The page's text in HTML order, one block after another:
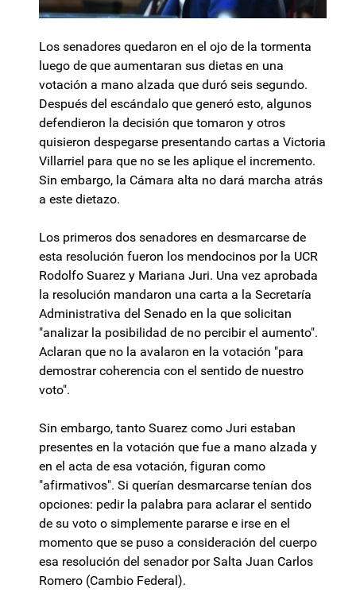
Los senadores quedaron en el ojo de la tormenta
luego de que aumentaran sus dietas en una
votación a mano alzada que duró seis segundo.
Después del escándalo que generó esto, algunos
defendieron la decisión que tomaron y otros
quisieron despegarse presentando cartas a Victoria
Villarriel para que no se les aplique el incremento.
Sin embargo, la Cámara alta no dará marcha atrás
a este dietazo.
Los primeros dos senadores en desmarcarse de
esta resolución fueron los mendocinos por la UCR
Rodolfo Suarez y Mariana Juri. Una vez aprobada
la resolución mandaron una carta a la Secretaría
Administrativa del Senado en la que solicitan
"analizar la posibilidad de no percibir el aumento".
Aclaran que no la avalaron en la votación "para
demostrar coherencia con el sentido de nuestro
voto".
Sin embargo, tanto Suarez como Juri estaban
presentes en la votación que fue a mano alzada y
en el acta de esa votación, figuran como
"afirmativos". Si querían desmarcarse tenían dos
opciones: pedir la palabra para aclarar el sentido
de su voto o simplemente pararse e irse en el
momento que se puso a consideración del cuerpo
esa resolución del senador por Salta Juan Carlos
Romero (Cambio Federal).